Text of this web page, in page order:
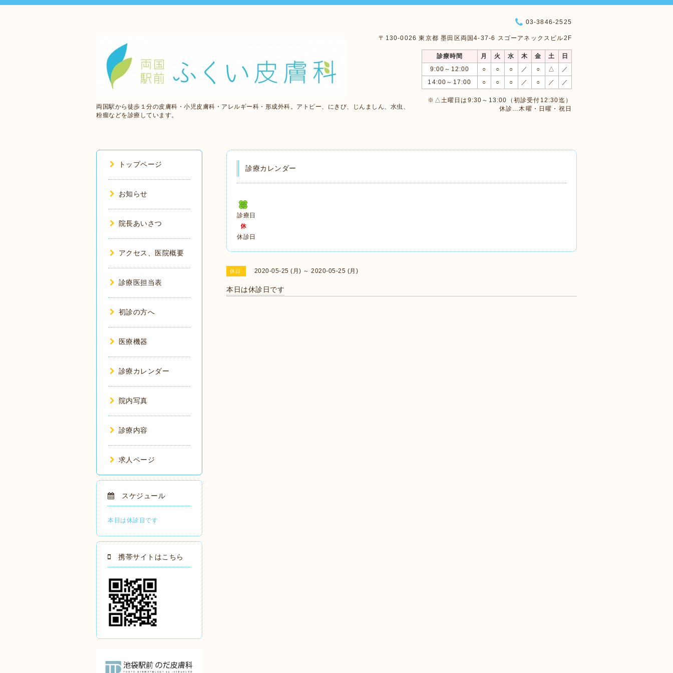
両国駅から徒歩１分の皮膚科・小児皮膚科・アレルギー科・形成外科。アトピー、にきび、じんましん、水虫、
粉瘤などを診療しています。
03-3846-2525
〒130-0026 東京都 墨田区両国4-37-6 スゴーアネックスビル2F
診療時間 月 火 水 木 金 土
日
9:00～12:00
○ ○ ○ ／ ○ △
／
14:00～17:00
○ ○ ○ ／ ○ ／ ／
※△土曜日は9:30～13:00（初診受付12:30迄）
休診…木曜・日曜・祝日
診療カレンダー
診療日
休診日
休日 2020-05-25 (月) ～ 2020-05-25 (月)
本日は休診日です
トップページ
お知らせ
院長あいさつ
アクセス、医院概要
診療医担当表
初診の方へ
医療機器
診療カレンダー
院内写真
診療内容
求人ページ
スケジュール
本日は休診日です
携帯サイトはこちら